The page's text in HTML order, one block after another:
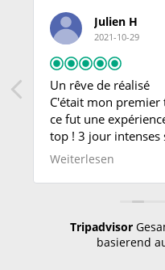
Julien H
2021-10-29
Un rêve de réalisé
C'était mon premier
ce fut une
top ! 3 jour intenses
équipe en or ! je
Weiterlesen
Tripadvisor
basierend